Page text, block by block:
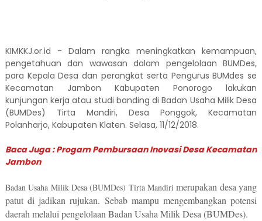
KIMKKJ.or.id - Dalam rangka meningkatkan kemampuan,
pengetahuan dan wawasan dalam pengelolaan BUMDes,
para Kepala Desa dan perangkat serta Pengurus BUMdes se
Kecamatan Jambon Kabupaten Ponorogo lakukan
kunjungan kerja atau studi banding di Badan Usaha Milik Desa
(BUMDes) Tirta Mandiri, Desa Ponggok, Kecamatan
Polanharjo, Kabupaten Klaten. Selasa, 11/12/2018.
Baca Juga : Progam Pembursaan Inovasi Desa Kecamatan
Jambon
Badan Usaha Milik Desa (BUMDes) Tirta Mandiri merupakan desa yang
patut di jadikan rujukan. Sebab mampu mengembangkan potensi
daerah melalui pengelolaan Badan Usaha Milik Desa (BUMDes).